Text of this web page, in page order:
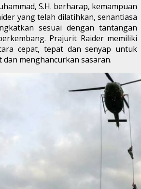
S.H. berharap, kemampuan
yang telah dilatihkan, senantiasa
sesuai dengan tantangan
Prajurit Raider memiliki
cepat, tepat dan senyap untuk
menghancurkan sasaran.